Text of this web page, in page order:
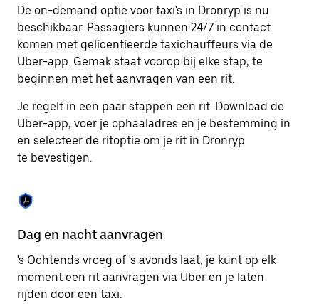
een
datum
te
selecteren.
Druk
op
Escape
om
agenda
te
sluiten.
De on-demand optie voor taxi's in Dronryp is nu
beschikbaar. Passagiers kunnen 24/7 in contact
komen met gelicentieerde taxichauffeurs via de
Uber-app. Gemak staat voorop bij elke stap, te
beginnen met het aanvragen van een rit.
Je regelt in een paar stappen een rit. Download de
Uber-app, voer je ophaaladres en je bestemming in
en selecteer de ritoptie om je rit in Dronryp
te bevestigen.
Dag en nacht aanvragen
's Ochtends vroeg of 's avonds laat, je kunt op elk
moment een rit aanvragen via Uber en je laten
rijden door een taxi.